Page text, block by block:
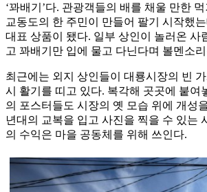
‘꽈배기’다. 관광객들의 배를 채울 만한
교동도의 한 주민이 만들어 팔기 시작했
대표 상품이 됐다. 일부 상인이 놀러온 사
고 꽈배기만 입에 물고 다닌다며 볼멘소
최근에는 외지 상인들이 대룡시장의 빈
시 활기를 띠고 있다. 복각해 곳곳에 붙여
의 포스터들도 시장의 옛 모습 위에 개성
년대의 교복을 입고 사진을 찍을 수 있는
의 수익은 마을 공동체를 위해 쓰인다.